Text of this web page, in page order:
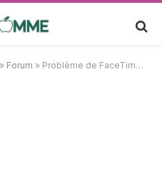
» Forum » Problème de FaceTime entre iPhone et iPad, même compte iCloud ?